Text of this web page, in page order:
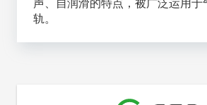
声、自润滑的特点，被广泛运用于
轨。